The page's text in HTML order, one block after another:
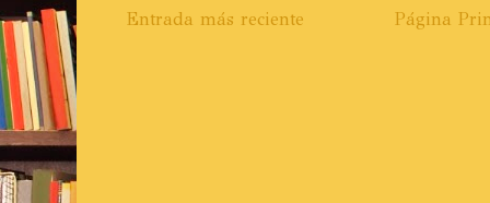
Entrada más reciente Página